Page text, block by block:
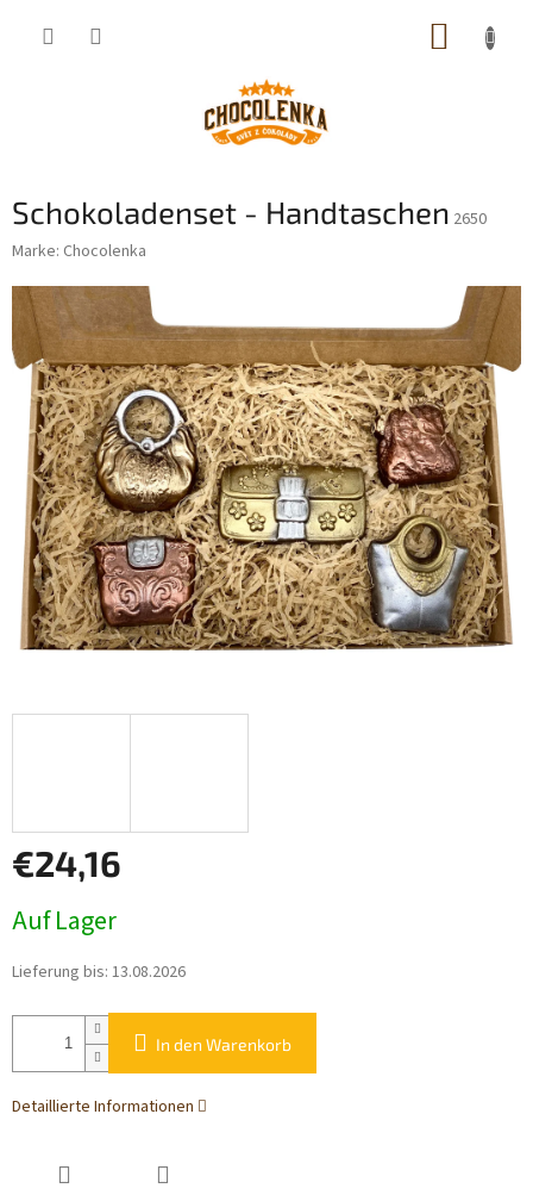
Schokoladenset - Handtaschen 2650
Marke: Chocolenka
€24,16
Auf Lager
Lieferung bis: 13.08.2026
In den Warenkorb
Detaillierte Informationen